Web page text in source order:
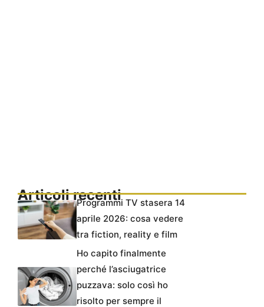
Articoli recentiProgrammi TV stasera 14
aprile 2026: cosa vedere
tra fiction, reality e film
Ho capito finalmente
perché l’asciugatrice
puzzava: solo così ho
risolto per sempre il